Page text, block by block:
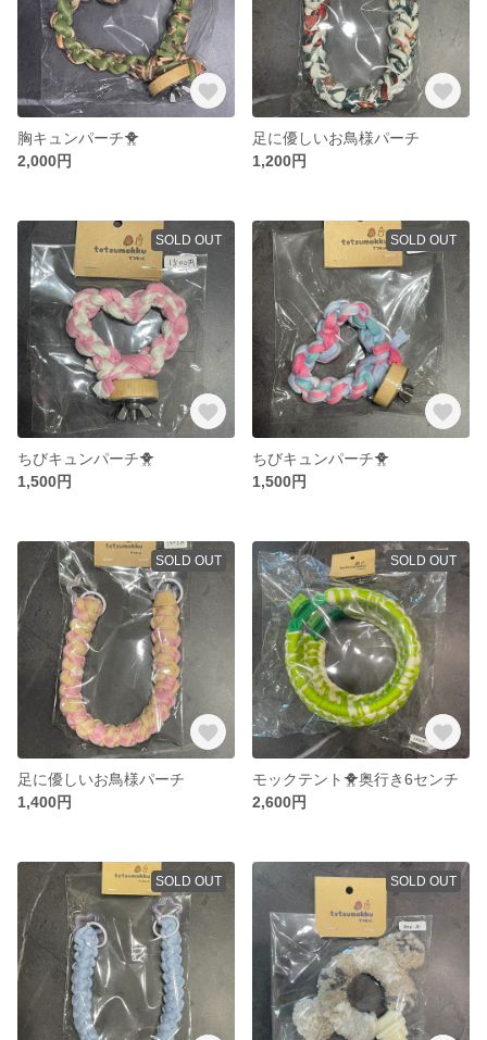
胸キュンパーチ🐥
2,000円
足に優しいお鳥様パーチ
1,200円
SOLD OUT
ちびキュンパーチ🐥
1,500円
SOLD OUT
ちびキュンパーチ🐥
1,500円
SOLD OUT
足に優しいお鳥様パーチ
1,400円
SOLD OUT
モックテント🐥奥行き6センチ
2,600円
SOLD OUT SOLD OUT